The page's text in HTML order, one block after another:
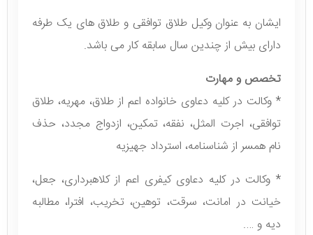
ایشان به عنوان وکیل طلاق توافقی و طلاق های یک طرفه
دارای بیش از چندین سال سابقه کار می باشد.
تخصص و مهارت
* وكالت در کلیه دعاوی خانواده اعم از طلاق، مهریه، طلاق
توافقی، اجرت المثل، نفقه، تمکین، ازدواج مجدد، حذف
نام همسر از شناسنامه، استرداد جهیزیه
* وکالت در کلیه دعاوی کیفری اعم از کلاهبرداری، جعل،
خیانت در امانت، سرقت، توهین، تخریب، افترا، مطالبه
دیه و ….